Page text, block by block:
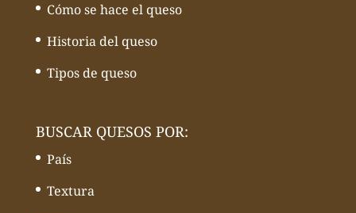
Cómo se hace el queso
Historia del queso
Tipos de queso
BUSCAR QUESOS POR:
País
Textura